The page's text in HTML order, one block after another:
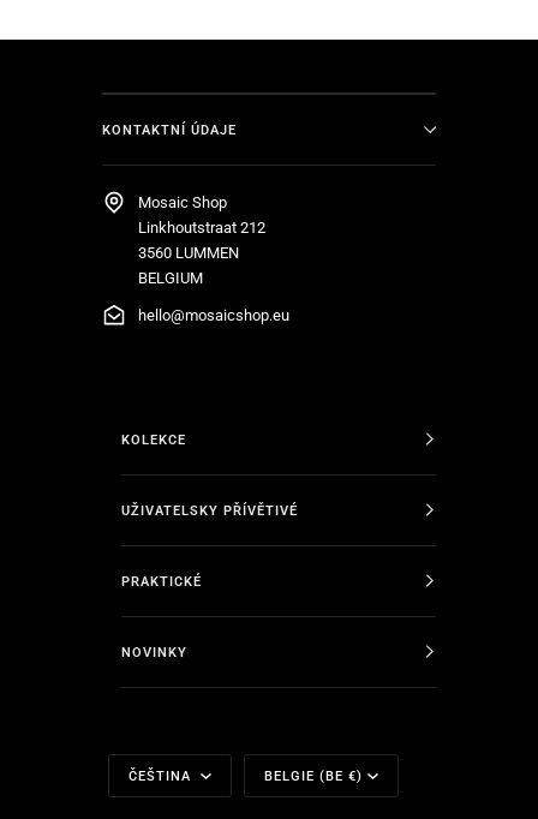
KONTAKTNÍ ÚDAJE
Mosaic Shop
Linkhoutstraat 212
3560 LUMMEN
BELGIUM
hello@mosaicshop.eu
KOLEKCE
UŽIVATELSKY PŘÍVĚTIVÉ
PRAKTICKÉ
NOVINKY
Jazyk
ČEŠTINA Měna
BELGIE (BE €)